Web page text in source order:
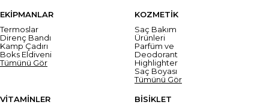
EKİPMANLAR
Termoslar
Direnç Bandı
Kamp Çadırı
Boks Eldiveni
Tümünü Gör
KOZMETİK
Saç Bakım
Ürünleri
Parfüm ve
Deodorant
Highlighter
Saç Boyası
Tümünü Gör
VİTAMİNLER
BİSİKLET